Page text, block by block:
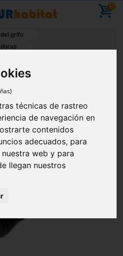
reseñas)
técnicas de rastreo
de navegación en
contenidos
adecuados, para
web y para
llegan nuestros
0
grifo
hacer pedidos; se
el 11 de agosto